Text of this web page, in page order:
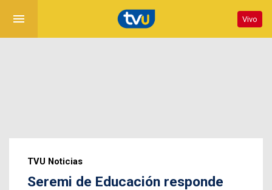
menu Vivo
TVU Noticias
Seremi de Educación responde